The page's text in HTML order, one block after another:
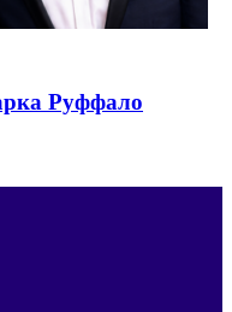
Руффало